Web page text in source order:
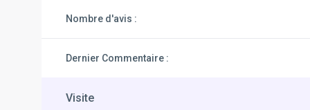
Nombre d'avis :
Dernier Commentaire :
Visite